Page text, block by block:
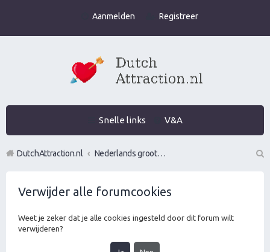
Aanmelden Registreer
Snelle links V&A
DutchAttraction.nl
Nederlands grootste Dutch Attraction, Lifestyle, Vrouwen versieren en Pick-Up (PUA) Forum
Verwijder alle forumcookies
Weet je zeker dat je alle cookies ingesteld door dit forum wilt
verwijderen?